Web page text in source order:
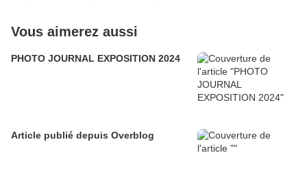
Vous aimerez aussi
PHOTO JOURNAL EXPOSITION 2024
Article publié depuis Overblog